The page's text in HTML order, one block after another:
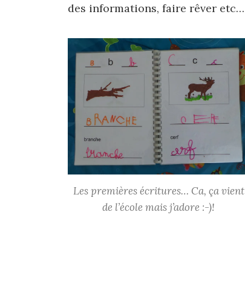
des informations, faire rêver etc…
Les premières écritures… Ca, ça vient
de l’école mais j’adore :-)!